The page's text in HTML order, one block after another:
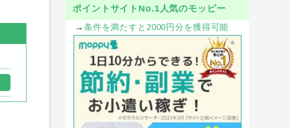
ポイントサイトNo.1人気のモッピー
→ 条件を満たすと2000円分を獲得可能